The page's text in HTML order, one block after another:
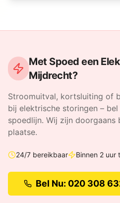
Met Spoed een
Mijdrecht?
Stroomuitval, kortsluiting of
bij elektrische storingen –
spoedlijn. Wij zijn doorgaans
plaatse.
24/7 bereikbaar Binnen 2 uur
Bel Nu: 020 308